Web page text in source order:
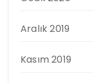
Aralık 2019
Kasım 2019